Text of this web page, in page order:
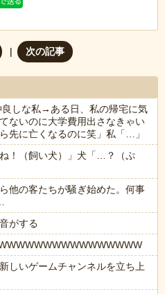
次の記事
良しな私→ある日、私の帰宅に気
ないのに大学費用出さなきゃい
先に亡くなるのに笑」私「…」
！（飼い犬）」犬「…？（ぷ
他の客たちが騒ぎ始めた。何事
がする
しいゲームチャンネルを立ち上